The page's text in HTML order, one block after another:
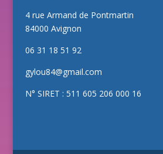
4 rue Armand de Pontmartin
84000 Avignon
06 31 18 51 92
gylou84@gmail.com
N° SIRET : 511 605 206 000 16